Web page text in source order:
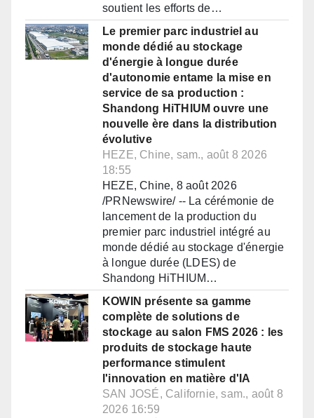
soutient les efforts de…
Le premier parc industriel au
monde dédié au stockage
d'énergie à longue durée
d'autonomie entame la mise en
service de sa production :
Shandong HiTHIUM ouvre une
nouvelle ère dans la distribution
évolutive
HEZE, Chine, sam., août 8 2026
18:55
HEZE, Chine, 8 août 2026
/PRNewswire/ -- La cérémonie de
lancement de la production du
premier parc industriel intégré au
monde dédié au stockage d'énergie
à longue durée (LDES) de
Shandong HiTHIUM…
KOWIN présente sa gamme
complète de solutions de
stockage au salon FMS 2026 : les
produits de stockage haute
performance stimulent
l'innovation en matière d'IA
SAN JOSÉ, Californie, sam., août 8
2026 16:59